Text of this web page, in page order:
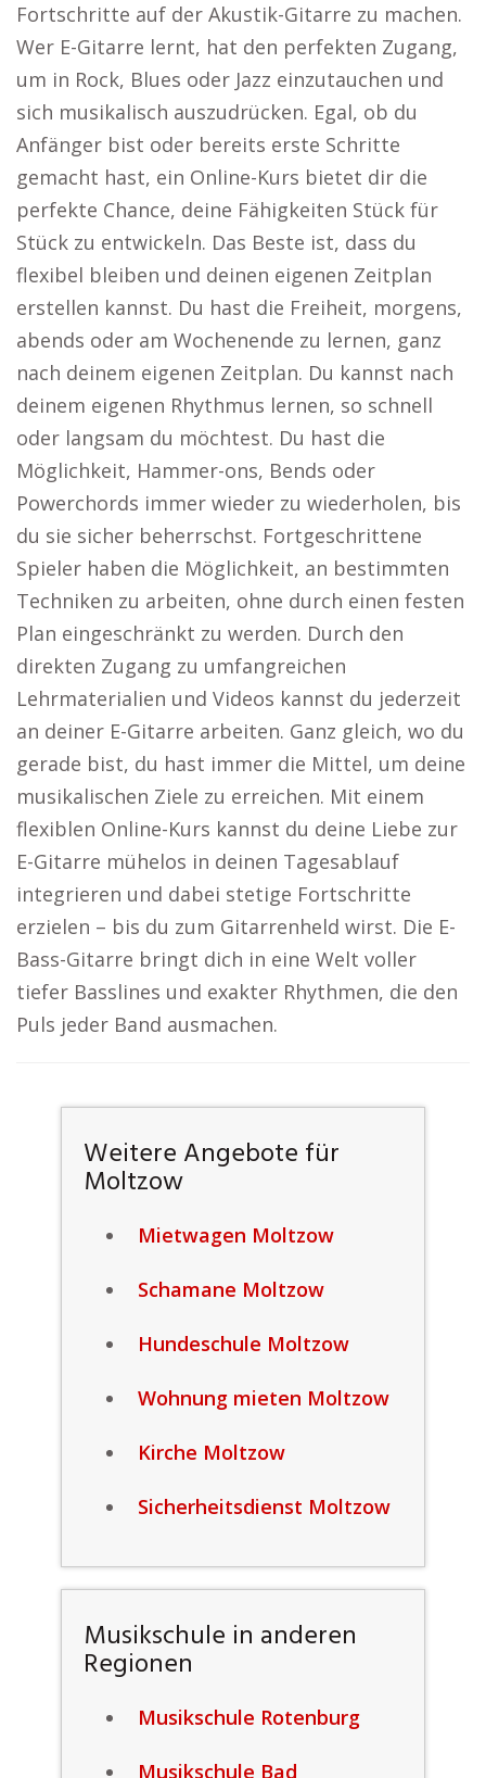
Fortschritte auf der Akustik-Gitarre zu machen.
Wer E-Gitarre lernt, hat den perfekten Zugang,
um in Rock, Blues oder Jazz einzutauchen und
sich musikalisch auszudrücken. Egal, ob du
Anfänger bist oder bereits erste Schritte
gemacht hast, ein Online-Kurs bietet dir die
perfekte Chance, deine Fähigkeiten Stück für
Stück zu entwickeln. Das Beste ist, dass du
flexibel bleiben und deinen eigenen Zeitplan
erstellen kannst. Du hast die Freiheit, morgens,
abends oder am Wochenende zu lernen, ganz
nach deinem eigenen Zeitplan. Du kannst nach
deinem eigenen Rhythmus lernen, so schnell
oder langsam du möchtest. Du hast die
Möglichkeit, Hammer-ons, Bends oder
Powerchords immer wieder zu wiederholen, bis
du sie sicher beherrschst. Fortgeschrittene
Spieler haben die Möglichkeit, an bestimmten
Techniken zu arbeiten, ohne durch einen festen
Plan eingeschränkt zu werden. Durch den
direkten Zugang zu umfangreichen
Lehrmaterialien und Videos kannst du jederzeit
an deiner E-Gitarre arbeiten. Ganz gleich, wo du
gerade bist, du hast immer die Mittel, um deine
musikalischen Ziele zu erreichen. Mit einem
flexiblen Online-Kurs kannst du deine Liebe zur
E-Gitarre mühelos in deinen Tagesablauf
integrieren und dabei stetige Fortschritte
erzielen – bis du zum Gitarrenheld wirst. Die E-
Bass-Gitarre bringt dich in eine Welt voller
tiefer Basslines und exakter Rhythmen, die den
Puls jeder Band ausmachen.
Weitere Angebote für
Moltzow
Mietwagen Moltzow
Schamane Moltzow
Hundeschule Moltzow
Wohnung mieten Moltzow
Kirche Moltzow
Sicherheitsdienst Moltzow
Musikschule in anderen
Regionen
Musikschule Rotenburg
Musikschule Bad